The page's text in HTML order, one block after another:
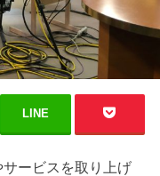
LINE
ービスを取り上げ